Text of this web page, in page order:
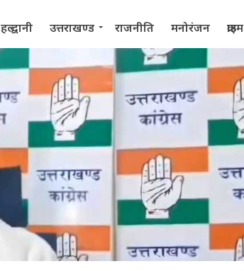
हल्द्वानी उत्तराखण्ड राजनीति मनोरंजन क्राइम